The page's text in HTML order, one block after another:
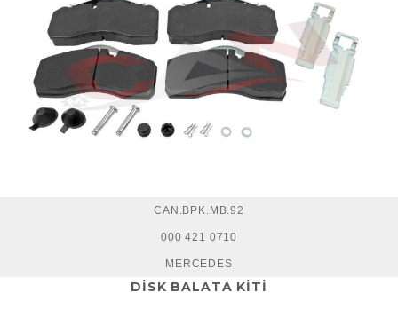
CAN.BPK.MB.92
000 421 0710
MERCEDES
DİSK BALATA KİTİ